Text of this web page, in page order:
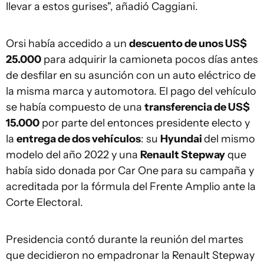
llevar a estos gurises", añadió Caggiani.
Orsi había accedido a un descuento de unos US$
25.000 para adquirir la camioneta pocos días antes
de desfilar en su asunción con un auto eléctrico de
la misma marca y automotora. El pago del vehículo
se había compuesto de una transferencia de US$
15.000 por parte del entonces presidente electo y
la entrega de dos vehículos: su Hyundaidel mismo
modelo del año 2022 y una Renault Stepwayque
había sido donada por Car One para su campaña y
acreditada por la fórmula del Frente Amplio ante la
Corte Electoral.
Presidencia contó durante la reunión del martes
que decidieron no empadronar la Renault Stepway